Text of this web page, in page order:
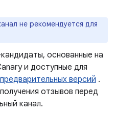
не рекомендуется для
основанные на
и доступные для
предварительных версий .
отзывов перед
канал.